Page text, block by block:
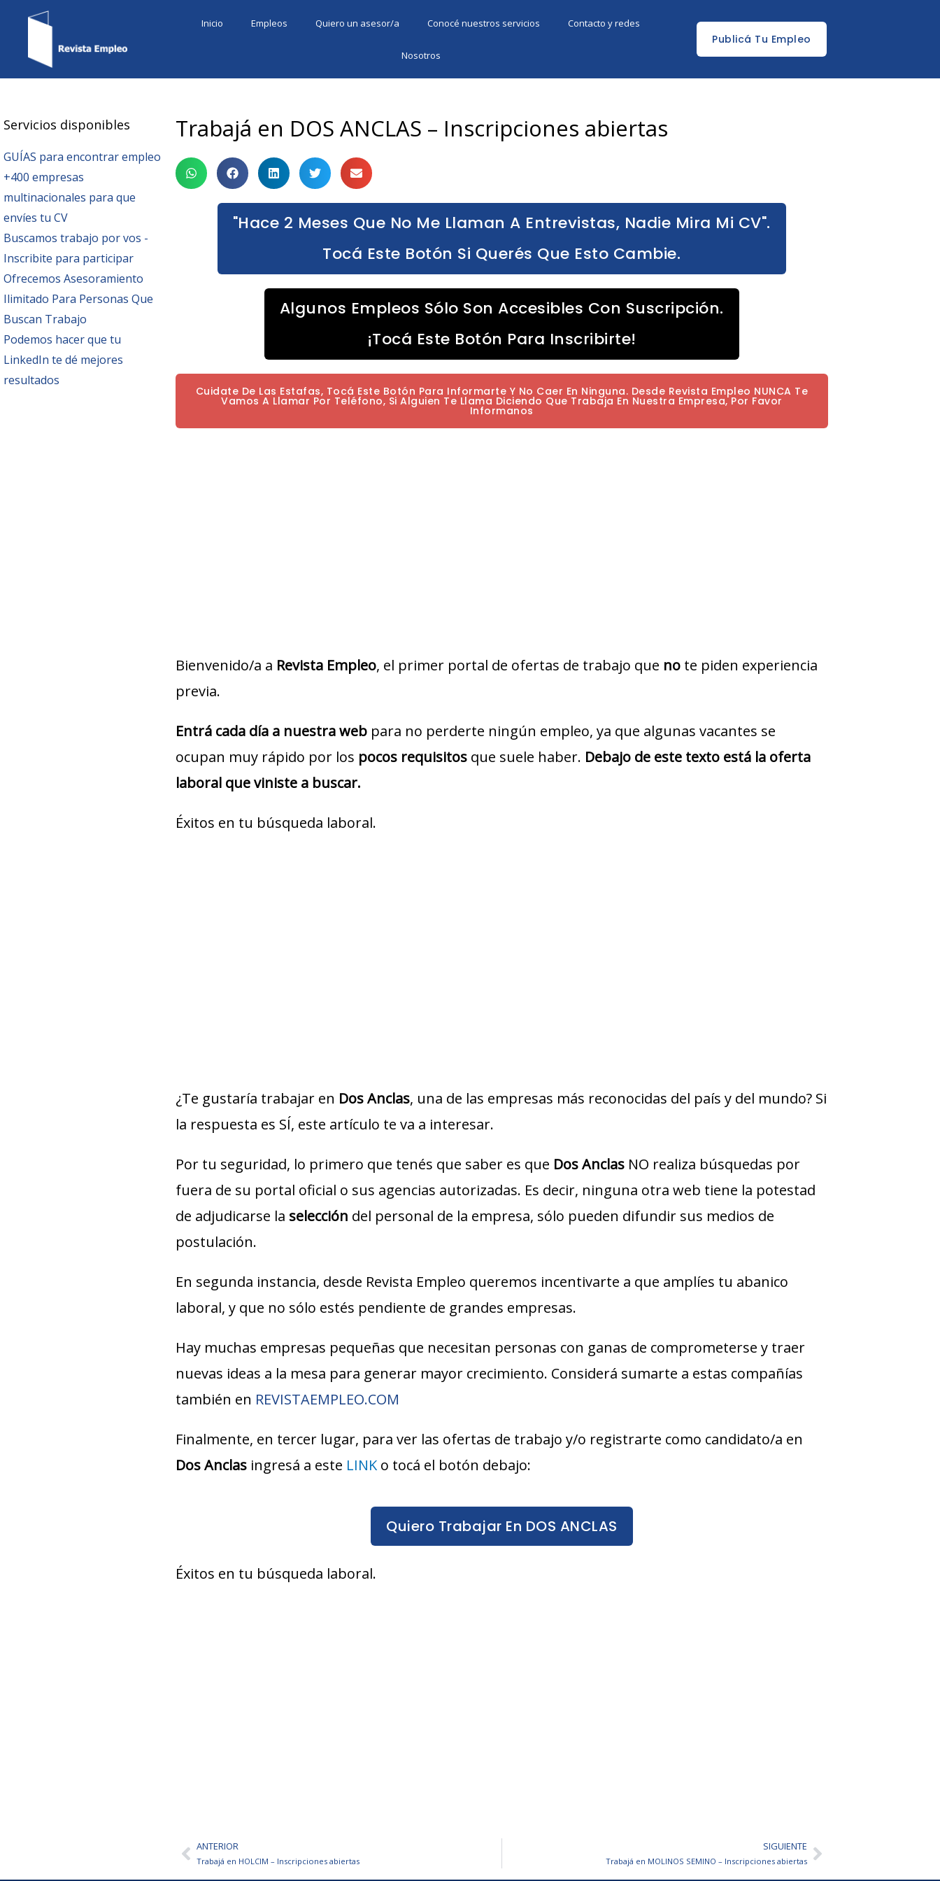
Inicio Empleos Quiero un asesor/a Conocé nuestros servicios Contacto y redes
Nosotros
Publicá Tu Empleo
Servicios disponibles
GUÍAS para encontrar empleo
+400 empresas
multinacionales para que
envíes tu CV
Buscamos trabajo por vos -
Inscribite para participar
Ofrecemos Asesoramiento
Ilimitado Para Personas Que
Buscan Trabajo
Podemos hacer que tu
LinkedIn te dé mejores
resultados
Trabajá en DOS ANCLAS – Inscripciones abiertas
"Hace 2 Meses Que No Me Llaman A Entrevistas, Nadie Mira Mi CV".
Tocá Este Botón Si Querés Que Esto Cambie.
Algunos Empleos Sólo Son Accesibles Con Suscripción.
¡Tocá Este Botón Para Inscribirte!
Cuidate De Las Estafas, Tocá Este Botón Para Informarte Y No Caer En Ninguna. Desde Revista Empleo NUNCA Te
Vamos A Llamar Por Teléfono, Si Alguien Te Llama Diciendo Que Trabaja En Nuestra Empresa, Por Favor
Informanos
Bienvenido/a a Revista Empleo, el primer portal de ofertas de trabajo que note piden experiencia
previa.
Entrá cada día a nuestra web para no perderte ningún empleo, ya que algunas vacantes se
ocupan muy rápido por los pocos requisitosque suele haber. Debajo de este texto está la oferta
laboral que viniste a buscar.
Éxitos en tu búsqueda laboral.
¿Te gustaría trabajar en Dos Anclas, una de las empresas más reconocidas del país y del mundo? Si
la respuesta es SÍ, este artículo te va a interesar.
Por tu seguridad, lo primero que tenés que saber es que Dos AnclasNO realiza búsquedas por
fuera de su portal oficial o sus agencias autorizadas. Es decir, ninguna otra web tiene la potestad
de adjudicarse la selección del personal de la empresa, sólo pueden difundir sus medios de
postulación.
En segunda instancia, desde Revista Empleo queremos incentivarte a que amplíes tu abanico
laboral, y que no sólo estés pendiente de grandes empresas.
Hay muchas empresas pequeñas que necesitan personas con ganas de comprometerse y traer
nuevas ideas a la mesa para generar mayor crecimiento. Considerá sumarte a estas compañías
también en REVISTAEMPLEO.COM
Finalmente, en tercer lugar, para ver las ofertas de trabajo y/o registrarte como candidato/a en
Dos Anclasingresá a este LINKo tocá el botón debajo:
Quiero Trabajar En DOS ANCLAS
Éxitos en tu búsqueda laboral.
AntANTERIOR
Trabajá en HOLCIM – Inscripciones abiertas
SIGUIENTE
Trabajá en MOLINOS SEMINO – Inscripciones abiertasSiguiente